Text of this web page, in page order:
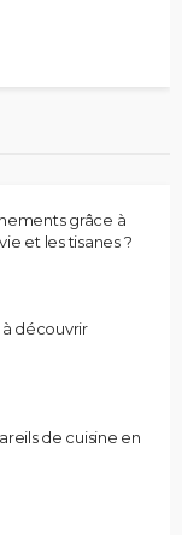
grâce à
et les tisanes ?
à découvrir
de cuisine en